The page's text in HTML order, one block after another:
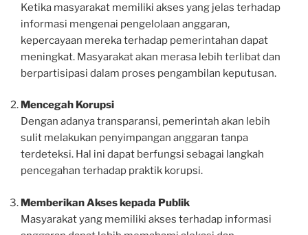
Ketika masyarakat memiliki akses yang jelas terhadap
informasi mengenai pengelolaan anggaran,
kepercayaan mereka terhadap pemerintahan dapat
meningkat. Masyarakat akan merasa lebih terlibat dan
berpartisipasi dalam proses pengambilan keputusan.
Mencegah Korupsi
Dengan adanya transparansi, pemerintah akan lebih
sulit melakukan penyimpangan anggaran tanpa
terdeteksi. Hal ini dapat berfungsi sebagai langkah
pencegahan terhadap praktik korupsi.
Memberikan Akses kepada Publik
Masyarakat yang memiliki akses terhadap informasi